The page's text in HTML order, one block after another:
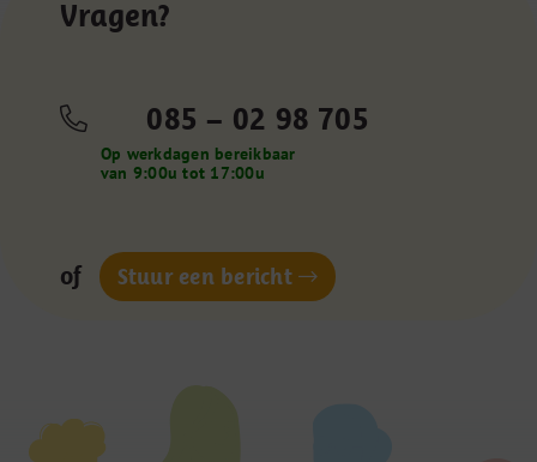
Vragen?
085 – 02 98 705
Op werkdagen bereikbaar
van 9:00u tot 17:00u
of Stuur een bericht